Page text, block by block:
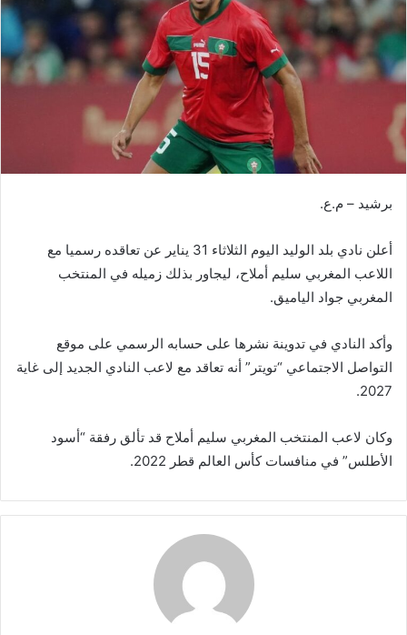
ر
ي
د
ا
إ
ك
ت
ي
ا
برشيد – م.ع.
أعلن نادي بلد الوليد اليوم الثلاثاء 31 يناير عن تعاقده رسميا مع
اللاعب المغربي سليم أملاح، ليجاور بذلك زميله في المنتخب
المغربي جواد الياميق.
وأكد النادي في تدوينة نشرها على حسابه الرسمي على موقع
التواصل الاجتماعي “تويتر” أنه تعاقد مع لاعب النادي الجديد إلى غاية
2027.
وكان لاعب المنتخب المغربي سليم أملاح قد تألق رفقة “أسود
الأطلس” في منافسات كأس العالم قطر 2022.